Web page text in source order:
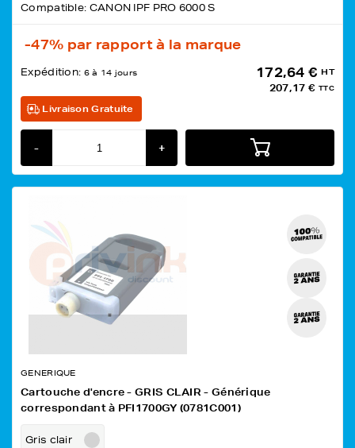
Compatible: CANON IPF PRO 6000 S
-47% par rapport à la marque
Expédition: 6 à 14 jours 172,64 € HT
207,17 € TTC
Livraison Gratuite
- +
GENERIQUE
Cartouche d'encre - GRIS CLAIR - Générique
correspondant à PFI1700GY (0781C001)
Gris clair